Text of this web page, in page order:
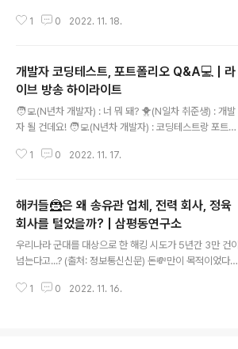
000페이지가 넘어가더라구요...?😱 도저히 엄두가 나지
지❗ 당신의 개발 레벨업을 도와줄 ✨보안 개발 현직자의 책
추천✨ 아래 영상에서 감상해보실까요? 삼평동연구소 스
마트폰, 컴퓨터 안 쓰시는 분 거의 없으시죠? 조금만 더 알
고 쓰면 스마트한 IT생활을 즐길 수 있습니다. ◈ 컴퓨터, I
T 그리고 보안에 대한 이야기를 쉽고 재미있게 나누고자
합니다 ◈ www.youtube.com
1 0 2022. 11. 18.
개발자 코딩테스트, 포트폴리오 Q&A💻 | 라
이브 방송 하이라이트
🧑‍💻(N년차 개발자) : 너 뭐 돼? 🐥(N일차 취준생) : 개발
자 될 건데요! 🧑‍💻(N년차 개발자) : 코딩테스트랑 포트폴
차 개발자) : ... 이제는 정적 그만-! 개발자로 취업하기 위해
제 추천? 직무 선택 고민? 지금 메모 필기📝 준비하시고 삼
평동연구소로 찾아오세요! 삼평동연구소 스마트폰, 컴퓨터
안 쓰시는 분 거의 없으시죠? 조금만 더 알고 쓰면 스마트
한 IT생활을 즐길 수 있습니다. ◈ 컴퓨터, IT 그리고 보안
에 대한 이야기를 쉽고 재미있게 나누고자 합니다 ◈ ww
w.youtube.com
1 0 2022. 11. 17.
해커들🦹은 왜 송유관 업체, 전력 회사, 정육
회사를 털었을까? | 삼평동연구소
우리나라 군대를 대상으로 한 해킹 시도가 5년간 3만 건이
넘는다고...? (출처: 정보통신신문) 돈💸만이 목적이었다면,
경제 및정부의 핵심 기능에 중대한 영향을 미칠 수 있는 시
1 0 2022. 11. 16.